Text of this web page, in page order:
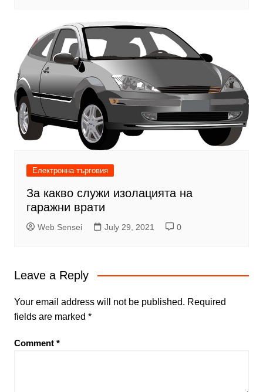
Електронна търговия
За какво служи изолацията на
гаражни врати
Web Sensei July 29, 2021 0
Leave a Reply
Your email address will not be published. Required
fields are marked *
Comment *